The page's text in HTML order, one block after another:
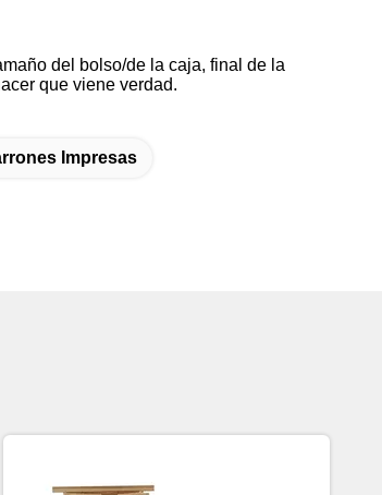
del bolso/de la caja, final de la
que viene verdad.
Impresas